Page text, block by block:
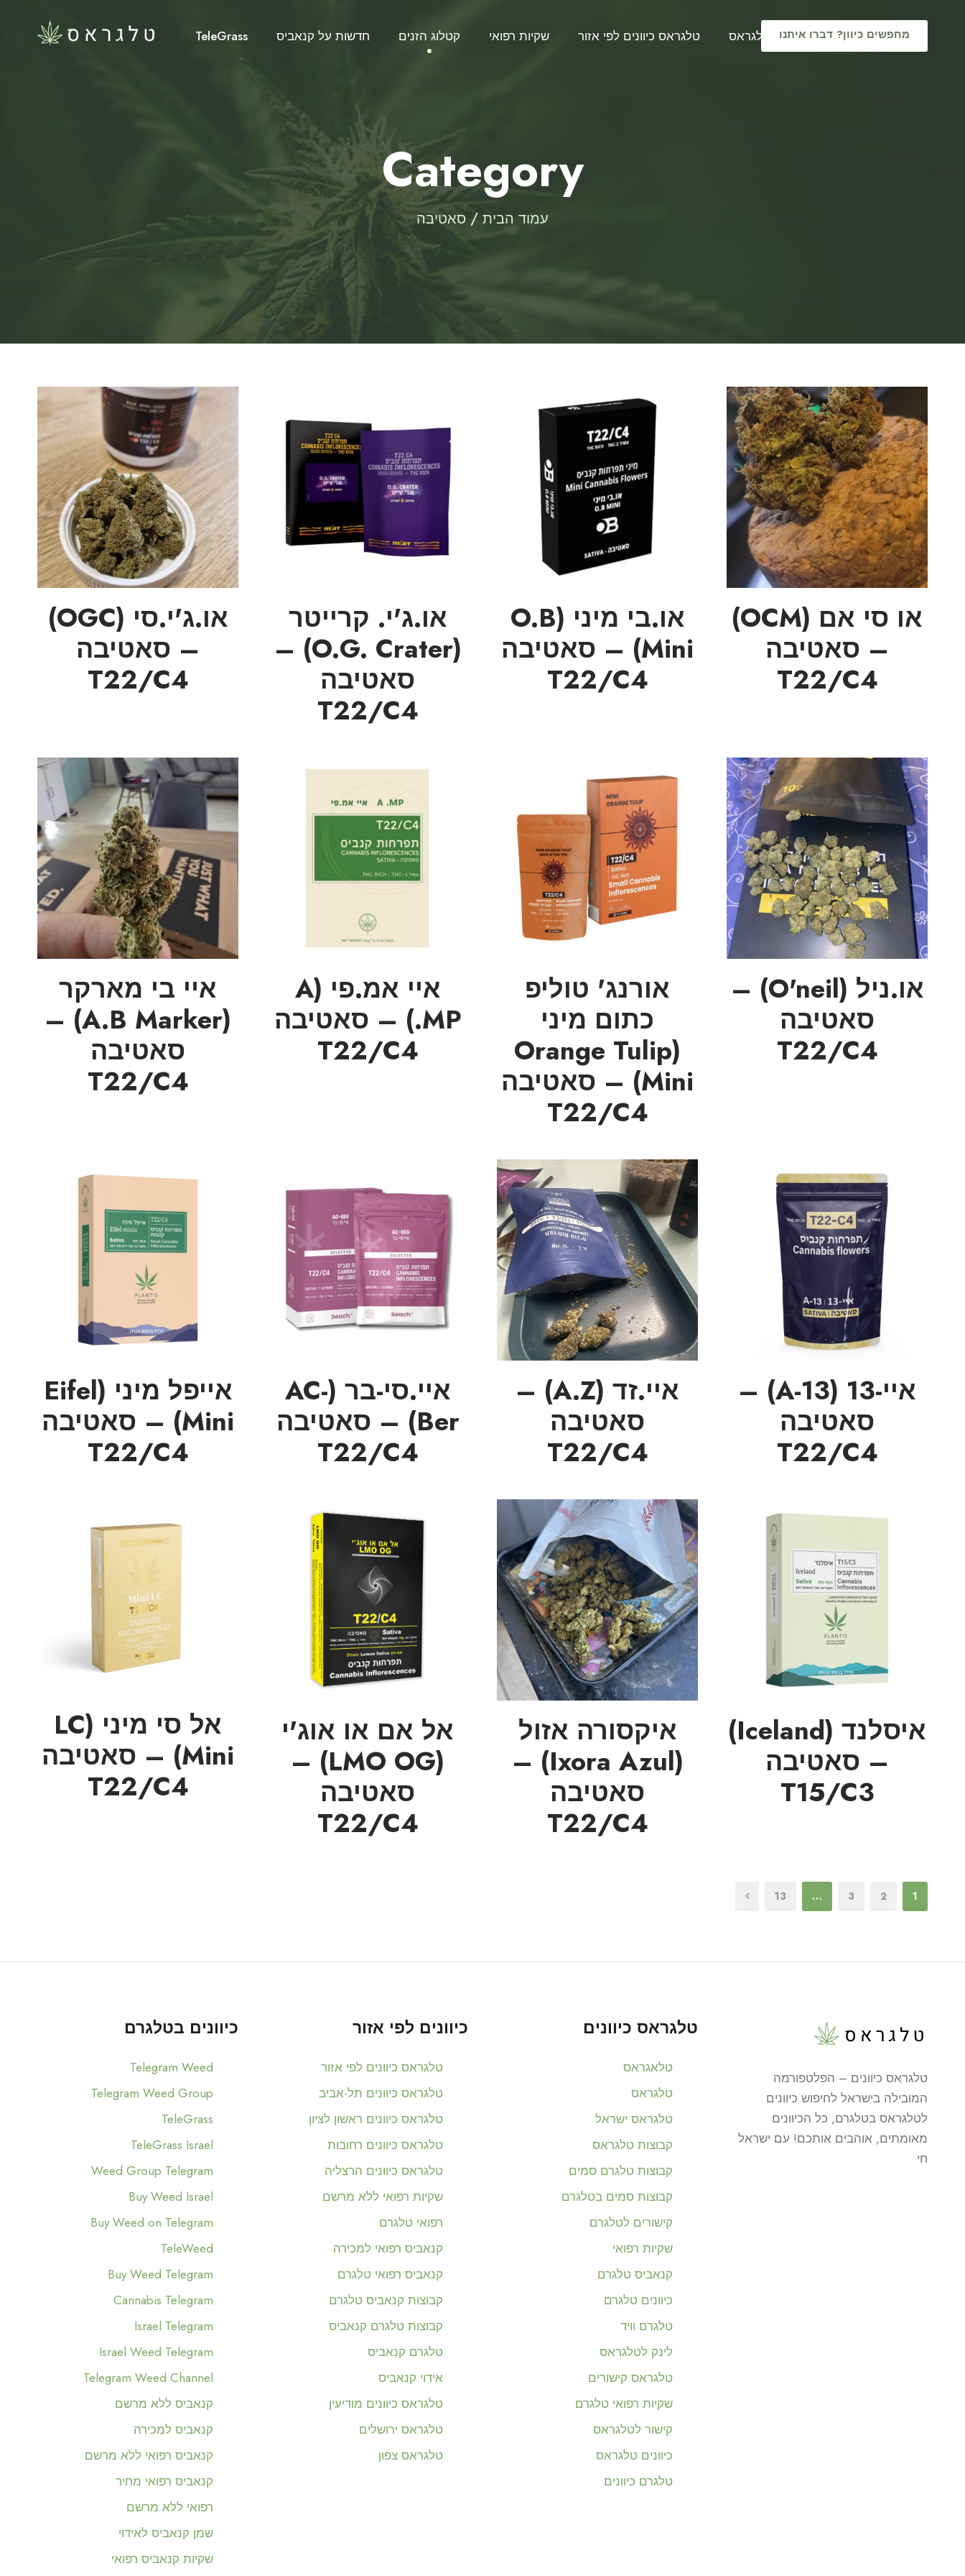
טלגראס טלגראס כיוונים לפי אזור שקיות רפואי קטלוג הזנים חדשות על קנאביס TeleGrass מחפשים כיוון? דברו איתנו
Category
עמוד הבית / סאטיבה
או סי אם (OCM)
– סאטיבה
T22/C4
או.בי מיני (O.B
Mini) – סאטיבה
T22/C4
או.ג'י. קרייטר
(O.G. Crater) –
סאטיבה
T22/C4
או.ג'י.סי (OGC)
– סאטיבה
T22/C4
או.ניל (O'neil) –
סאטיבה
T22/C4
אורנג' טוליפ
כתום מיני
(Orange Tulip
Mini) – סאטיבה
T22/C4
איי אמ.פי (A
.MP) – סאטיבה
T22/C4
איי בי מארקר
(A.B Marker) –
סאטיבה
T22/C4
איי-13 (A-13) –
סאטיבה
T22/C4
איי.זד (A.Z) –
סאטיבה
T22/C4
איי.סי-בר (AC-
Ber) – סאטיבה
T22/C4
אייפל מיני (Eifel
Mini) – סאטיבה
T22/C4
איסלנד (Iceland)
– סאטיבה
T15/C3
איקסורה אזול
(Ixora Azul) –
סאטיבה
T22/C4
אל אם או אוג'י
(LMO OG) –
סאטיבה
T22/C4
אל סי מיני (LC
Mini) – סאטיבה
T22/C4
1
2
3
…
13
טלגראס כיוונים – הפלטפורמה
המובילה בישראל לחיפוש כיוונים
לטלגראס בטלגרם, כל הכיוונים
מאומתים, אוהבים אותכם! עם ישראל
חי
טלגראס כיוונים
טלאגראס
טלגראס
טלגראס ישראל
קבוצות טלגראס
קבוצות טלגרם סמים
קבוצות סמים בטלגרם
קישורים לטלגרם
שקיות רפואי
קנאביס טלגרם
כיוונים טלגרם
טלגרם וויד
לינק לטלגראס
טלגראס קישורים
שקיות רפואי טלגרם
קישור לטלגראס
כיוונים טלגראס
טלגרם כיוונים
כיוונים לפי אזור
טלגראס כיוונים לפי אזור
טלגראס כיוונים תל-אביב
טלגראס כיוונים ראשון לציון
טלגראס כיוונים רחובות
טלגראס כיוונים הרצליה
שקיות רפואי ללא מרשם
רפואי טלגרם
קנאביס רפואי למכירה
קנאביס רפואי טלגרם
קבוצות קנאביס טלגרם
קבוצות טלגרם קנאביס
טלגרם קנאביס
אידוי קנאביס
טלגראס כיוונים מודיעין
טלגראס ירושלים
טלגראס צפון
כיוונים בטלגרם
Telegram Weed
Telegram Weed Group
TeleGrass
TeleGrass Israel
Weed Group Telegram
Buy Weed Israel
Buy Weed on Telegram
TeleWeed
Buy Weed Telegram
Cannabis Telegram
Israel Telegram
Israel Weed Telegram
Telegram Weed Channel
קנאביס ללא מרשם
קנאביס למכירה
קנאביס רפואי ללא מרשם
קנאביס רפואי מחיר
רפואי ללא מרשם
שמן קנאביס לאידוי
שקיות קנאביס רפואי